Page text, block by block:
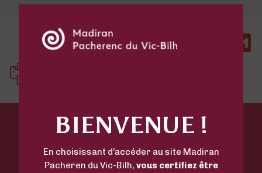
Partager cette recette
BIENVENUE !
En choisissant d’accéder au site Madiran
Pacheren du Vic-Bilh, vous certifiez être